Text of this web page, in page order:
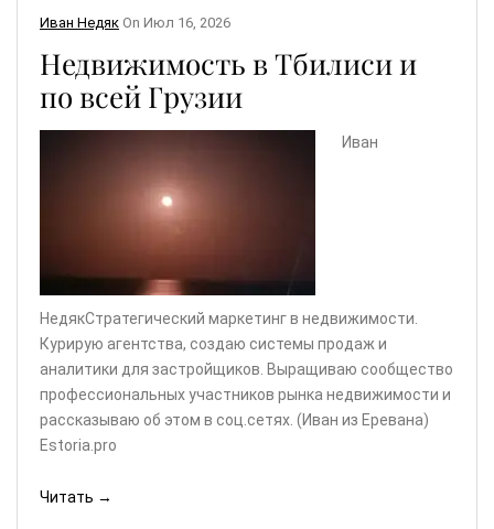
Иван Недяк On Июл 16, 2026
Недвижимость в Тбилиси и
по всей Грузии
Иван
НедякСтратегический маркетинг в недвижимости.
Курирую агентства, создаю системы продаж и
аналитики для застройщиков. Выращиваю сообщество
профессиональных участников рынка недвижимости и
рассказываю об этом в соц.сетях. (Иван из Еревана)
Estoria.pro
Читать →